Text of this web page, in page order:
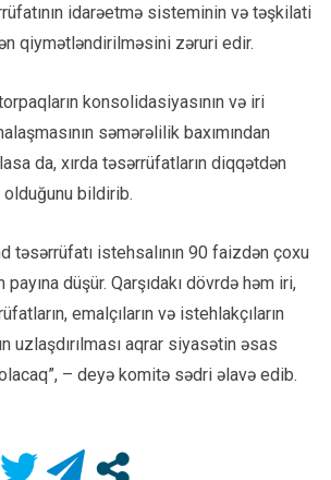
idarəetmə sisteminin və təşkilati
qiymətləndirilməsini zəruri edir.
konsolidasiyasının və iri
səmərəlilik baxımından
da, xırda təsərrüfatların diqqətdən
olduğunu bildirib.
təsərrüfatı istehsalının 90 faizdən çoxu
payına düşür. Qarşıdakı dövrdə həm iri,
emalçıların və istehlakçıların
uzlaşdırılması aqrar siyasətin əsas
– deyə komitə sədri əlavə edib.